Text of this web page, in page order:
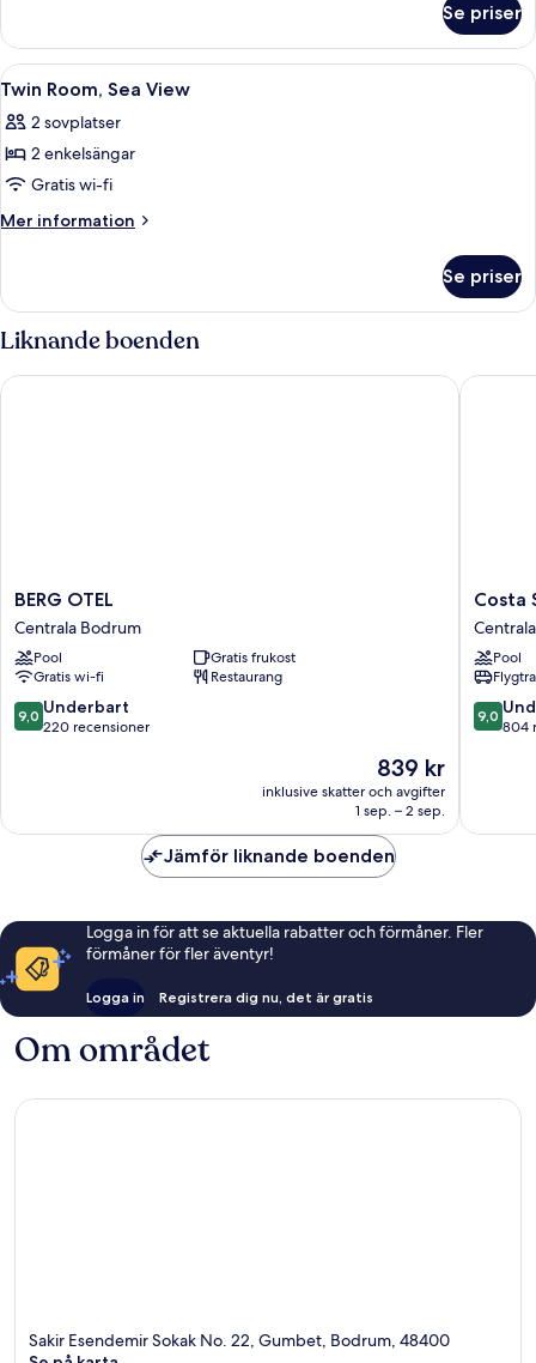
tvåbäddsrum
Se priser
Öppna
alla
foton
för
Twin
Room,
Ett hotellrum med en säng, en tv, en
1
Twin Room, Sea View
2 sovplatser
2 enkelsängar
Gratis wi-fi
Mer information
Mer
Room,
Sea
View
Se priser
Liknande boenden
BERG
OTEL
Centrala
Bodrum
BERG OTEL
Centrala Bodrum
Pool
Gratis frukost
Gratis wi-fi
Restaurang
9.0
av
9,0 Underbart
220 recensioner
Priset
är
839 kr
839 kr
inklusive skatter och avgifter
1 sep. – 2 sep.
BERG OTEL
Costa
Sariyaz
Hotel
Centrala
Bodrum
Costa
Pool
9.0
av
9,0
804
Costa
Jämför liknande boenden
Logga in för att se aktuella rabatter och förmåner. Fler
förmåner för fler äventyr!
Logga in Registrera dig nu, det är gratis
Om området
Sakir Esendemir Sokak No. 22, Gumbet, Bodrum, 48400